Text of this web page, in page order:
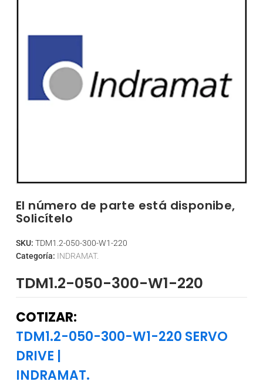
El número de parte está disponibe,
Solicítelo
SKU: TDM1.2-050-300-W1-220
Categoría: INDRAMAT.
TDM1.2-050-300-W1-220
COTIZAR:
TDM1.2-050-300-W1-220 SERVO
DRIVE |
INDRAMAT.